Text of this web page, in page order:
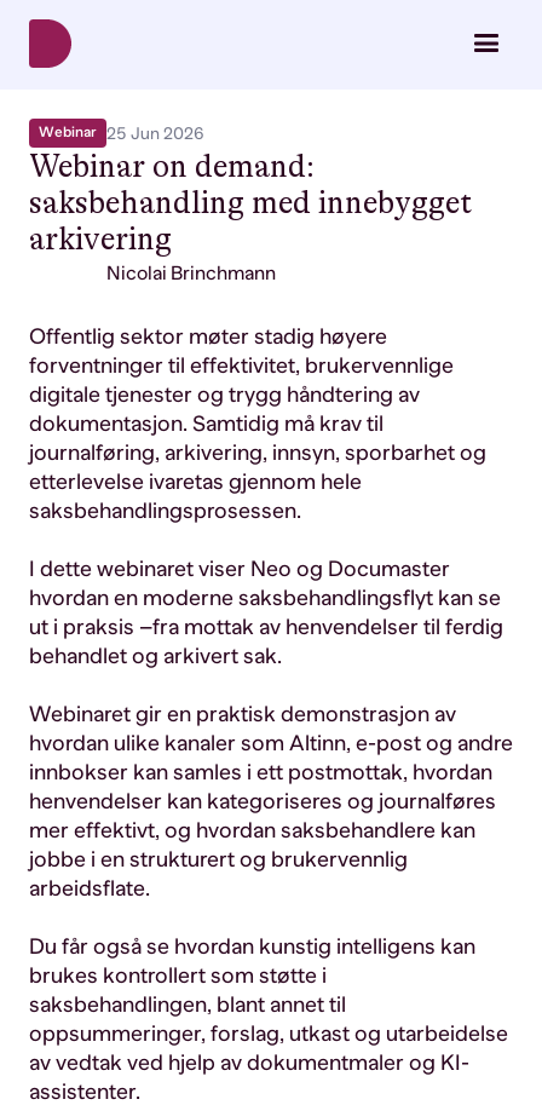
Webinar 25 Jun 2026
Webinar on demand:
saksbehandling med innebygget
arkivering
Nicolai Brinchmann
Offentlig sektor møter stadig høyere
forventninger til effektivitet, brukervennlige
digitale tjenester og trygg håndtering av
dokumentasjon. Samtidig må krav til
journalføring, arkivering, innsyn, sporbarhet og
etterlevelse ivaretas gjennom hele
saksbehandlingsprosessen.
I dette webinaret viser Neo og Documaster
hvordan en moderne saksbehandlingsflyt kan se
ut i praksis –fra mottak av henvendelser til ferdig
behandlet og arkivert sak.
Webinaret gir en praktisk demonstrasjon av
hvordan ulike kanaler som Altinn, e-post og andre
innbokser kan samles i ett postmottak, hvordan
henvendelser kan kategoriseres og journalføres
mer effektivt, og hvordan saksbehandlere kan
jobbe i en strukturert og brukervennlig
arbeidsflate.
Du får også se hvordan kunstig intelligens kan
brukes kontrollert som støtte i
saksbehandlingen, blant annet til
oppsummeringer, forslag, utkast og utarbeidelse
av vedtak ved hjelp av dokumentmaler og KI-
assistenter.